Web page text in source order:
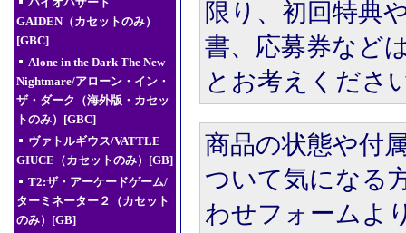
バイオハザード
GAIDEN（カセットのみ）
[GBC]
Alone in the Dark The New
Nightmare/アローン・イン・
ザ・ダーク（海外版・カセッ
トのみ）[GBC]
ヴァトルギウス/VATTLE
GIUCE（カセットのみ）[GB]
T2:ザ・アーケードゲーム/
ターミネーター２（カセット
のみ）[GB]
限り、初回特典
書、応募券など
とお考えくださ
商品の状態や付
ついて気になる
わせフォームよ